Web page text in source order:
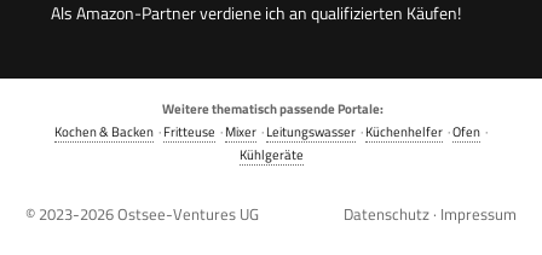
Als Amazon-Partner verdiene ich an qualifizierten Käufen!
Weitere thematisch passende Portale:
Kochen & Backen ·Fritteuse ·Mixer ·Leitungswasser ·Küchenhelfer ·Ofen ·
Kühlgeräte
© 2023-2026Ostsee-Ventures UG Datenschutz · Impressum